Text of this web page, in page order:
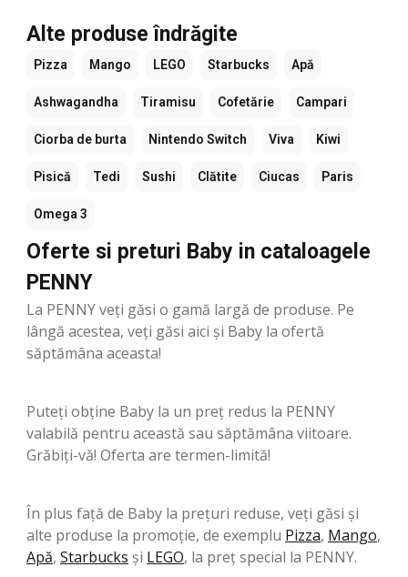
Alte produse îndrăgite
Pizza Mango LEGO Starbucks Apă
Ashwagandha Tiramisu Cofetărie Campari
Ciorba de burta Nintendo Switch Viva Kiwi
Pisică Tedi Sushi Clătite Ciucas Paris
Omega 3
Oferte si preturi Baby in cataloagele
PENNY
La PENNY veți găsi o gamă largă de produse. Pe
lângă acestea, veți găsi aici și Baby la ofertă
săptămâna aceasta!
Puteți obține Baby la un preț redus la PENNY
valabilă pentru această sau săptămâna viitoare.
Grăbiți-vă! Oferta are termen-limită!
În plus față de Baby la prețuri reduse, veți găsi și
alte produse la promoție, de exemplu Pizza, Mango,
Apă, Starbucks şi LEGO, la preț special la PENNY.